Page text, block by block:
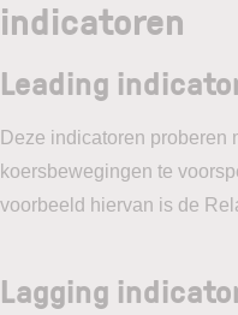
indicatoren
Leading
Deze indicatoren proberen
koersbewegingen te
voorbeeld hiervan is de
Lagging